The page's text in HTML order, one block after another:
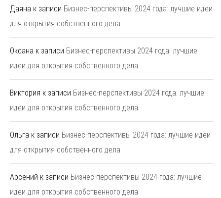
Даяна к записи Бизнес-перспективы 2024 года: лучшие идеи
для открытия собственного дела
Оксана к записи Бизнес-перспективы 2024 года: лучшие
идеи для открытия собственного дела
Виктория к записи Бизнес-перспективы 2024 года: лучшие
идеи для открытия собственного дела
Ольга к записи Бизнес-перспективы 2024 года: лучшие идеи
для открытия собственного дела
Арсений к записи Бизнес-перспективы 2024 года: лучшие
идеи для открытия собственного дела